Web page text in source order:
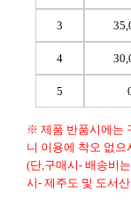
3
4
5
※ 제품 반품시에는
니 이용에 착오 없으
(단,구매시- 배송비
시- 제주도 및 도서